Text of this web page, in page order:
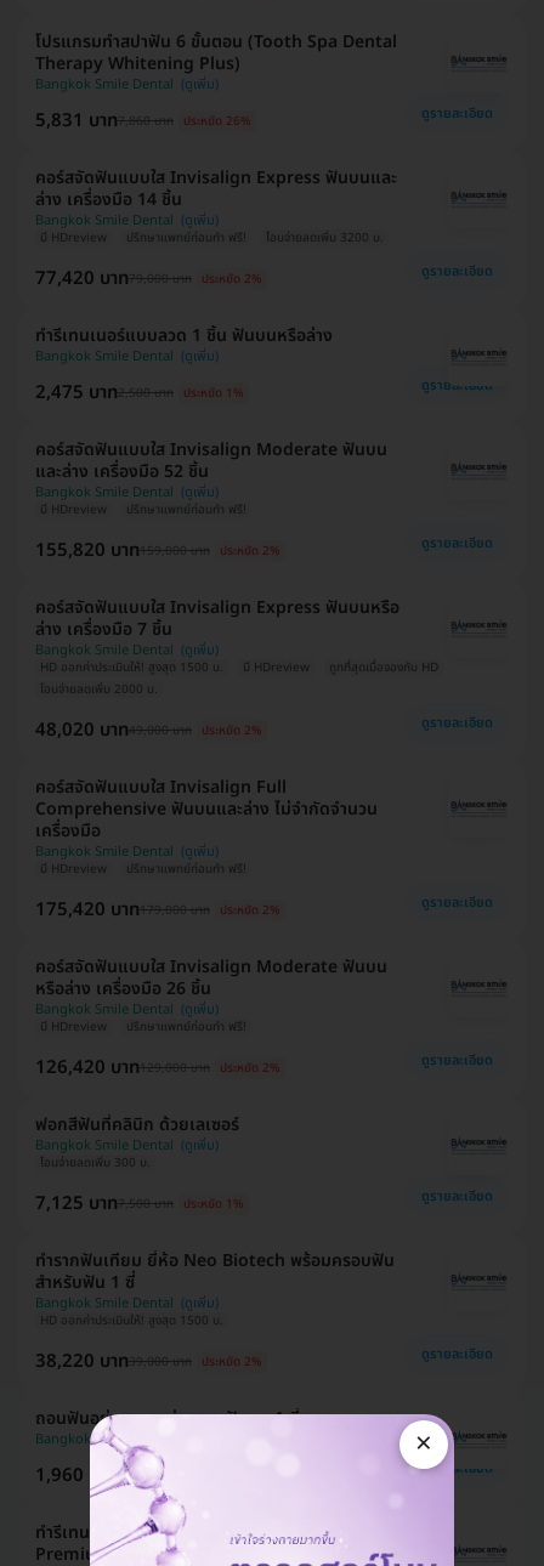
โปรแกรมทำสปาฟัน 6 ขั้นตอน (Tooth Spa Dental
Therapy Whitening Plus)
Bangkok Smile Dental
5,831 บาท7,860 บาท ประหยัด 26% ดูรายละเอียด
มี HDreview ปรึกษาแพทย์ก่อนทำ ฟรี! โอนจ่ายลดเพิ่ม 3200 บ.
คอร์สจัดฟันแบบใส Invisalign Express ฟันบนและ
ล่าง เครื่องมือ 14 ชิ้น
Bangkok Smile Dental
77,420 บาท79,000 บาท ประหยัด 2% ดูรายละเอียด
ทำรีเทนเนอร์แบบลวด 1 ชิ้น ฟันบนหรือล่าง
Bangkok Smile Dental
2,475 บาท2,500 บาท ประหยัด 1% ดูรายละเอียด
มี HDreview ปรึกษาแพทย์ก่อนทำ ฟรี!
คอร์สจัดฟันแบบใส Invisalign Moderate ฟันบน
และล่าง เครื่องมือ 52 ชิ้น
Bangkok Smile Dental
155,820 บาท159,000 บาท ประหยัด 2% ดูรายละเอียด
HD ออกค่าประเมินให้! สูงสุด 1500 บ. มี HDreview
ถูกที่สุดเมื่อจองกับ HD
โอนจ่ายลดเพิ่ม 2000 บ.
คอร์สจัดฟันแบบใส Invisalign Express ฟันบนหรือ
ล่าง เครื่องมือ 7 ชิ้น
Bangkok Smile Dental
48,020 บาท49,000 บาท ประหยัด 2% ดูรายละเอียด
มี HDreview ปรึกษาแพทย์ก่อนทำ ฟรี!
คอร์สจัดฟันแบบใส Invisalign Full
Comprehensive ฟันบนและล่าง ไม่จำกัดจำนวน
เครื่องมือ
Bangkok Smile Dental
175,420 บาท179,000 บาท ประหยัด 2% ดูรายละเอียด
มี HDreview ปรึกษาแพทย์ก่อนทำ ฟรี!
คอร์สจัดฟันแบบใส Invisalign Moderate ฟันบน
หรือล่าง เครื่องมือ 26 ชิ้น
Bangkok Smile Dental
126,420 บาท129,000 บาท ประหยัด 2% ดูรายละเอียด
โอนจ่ายลดเพิ่ม 300 บ.
ฟอกสีฟันที่คลินิก ด้วยเลเซอร์
Bangkok Smile Dental
7,125 บาท7,500 บาท ประหยัด 1% ดูรายละเอียด
HD ออกค่าประเมินให้! สูงสุด 1500 บ.
ทำรากฟันเทียม ยี่ห้อ Neo Biotech พร้อมครอบฟัน
สำหรับฟัน 1 ซี่
Bangkok Smile Dental
38,220 บาท39,000 บาท ประหยัด 2% ดูรายละเอียด
ถอนฟันอย่างยาก เช่น ถอนฟันคุด 1 ซี่
Bangkok Smile Dental
1,960 บาท2,000 บาท ดูรายละเอียด
ทำรีเทนเนอร์ใส 12 ชิ้น (Crystal Smile Hero
Premium) + อุปกรณ์และแอปติดตาม
×